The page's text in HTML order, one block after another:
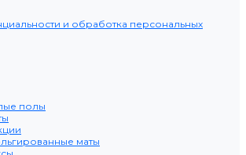
и обработка персональных
полы
маты